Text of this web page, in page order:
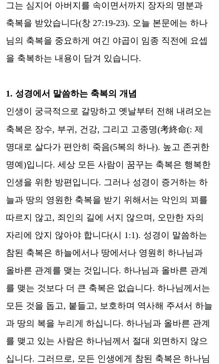
그는 심지어 아버지를 속이면서까지 장자의 명분과
축복을 받았습니다(창 27:19-23). 오늘 본문에는 하나
님의 축복을 중요하게 여긴 야곱이 임종 직전에 요셉
을 축복하는 내용이 담겨 있습니다.
1. 성경에서 말씀하는 축복의 개념
인생이 궁극적으로 갈망하고 옛날부터 전해 내려오는
축복은 장수, 부귀 , 건강, 그리고 고종명(考終命(: 제
명대로 살다가 편안히 죽음(5복의 하나). 높고 존귀한
명예 )입니다. 세상 모든 사람이 꿈꾸는 축복은 행복한
인생을 위한 방편입니다. 그러나 성경이 증거하는 하
늘과 땅의 영원한 축복을 받기 위해서는 악인의 꾀를
따르지 않고, 죄인의 길에 서지 않으며 , 오만한 자의
자리에 앉지 않아야 합니다(시 1:1). 성경이 말씀하는
참된 축복은 하늘에서나 땅에서나 영원히 하나님과
올바른 관계를 맺는 것입니다. 하나님과 올바른 관계
를 맺는 것보다 더 큰 축복은 없습니다. 하나님께서는
모든 것을 돕고, 붙들고, 보호하며 역사해 주셔서 하늘
과 땅의 복을 누리게 하십니다. 하나님과 올바른 관계
를 맺고 있는 사람은 하나님께서 절대 외면하지 않으
십니다. 그러므로, 모든 인생에게 참된 축복은 하나님